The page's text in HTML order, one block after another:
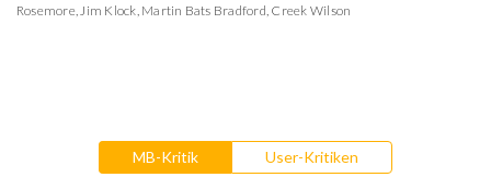
Rosemore,Jim Klock, Martin Bats Bradford, Creek Wilson
MB-Kritik User-Kritiken